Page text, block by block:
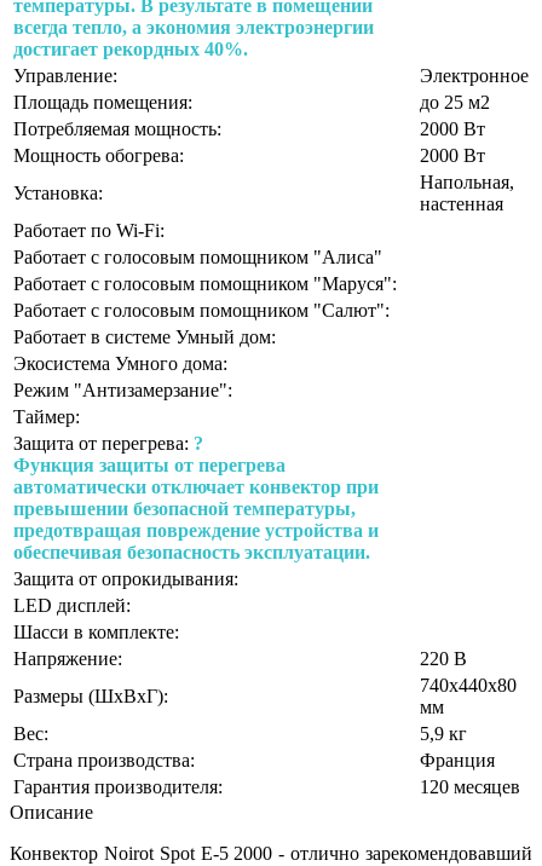
температуры. В результате в помещении
всегда тепло, а экономия электроэнергии
достигает рекордных 40%.
Управление:
Электронное
Площадь помещения:
до 25 м2
Потребляемая мощность:
2000 Вт
Мощность обогрева:
2000 Вт
Установка:
Напольная,
настенная
Работает по Wi-Fi:
Работает с голосовым помощником "Алиса"
Работает с голосовым помощником "Маруся":
Работает с голосовым помощником "Салют":
Работает в системе Умный дом:
Экосистема Умного дома:
Режим "Антизамерзание":
Таймер:
Защита от перегрева: ?
Функция защиты от перегрева
автоматически отключает конвектор при
превышении безопасной температуры,
предотвращая повреждение устройства и
обеспечивая безопасность эксплуатации.
Защита от опрокидывания:
LED дисплей:
Шасси в комплекте:
Напряжение:
220 В
Размеры (ШхВхГ):
740х440х80
мм
Вес:
5,9 кг
Страна производства:
Франция
Гарантия производителя:
120 месяцев
Описание
Конвектор Noirot Spot E-5 2000 - отлично зарекомендовавший